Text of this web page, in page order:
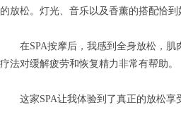
的放松。灯光、音乐以及香薰的搭配恰到
在SPA按摩后，我感到全身放松，肌
疗法对缓解疲劳和恢复精力非常有帮助。
这家SPA让我体验到了真正的放松享